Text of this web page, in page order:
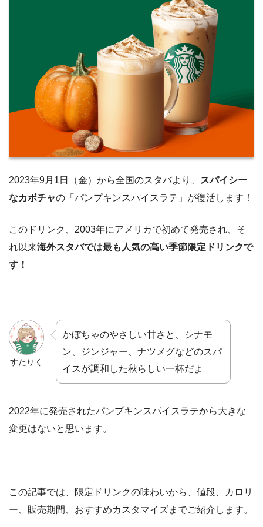
2023年9月1日（金）から全国のスタバより、
スパイシー
なカボチャの「パンプキンスパイスラテ」が復活します！
このドリンク、2003年にアメリカで初めて発売され、そ
れ以来海外スタバでは最も人気の高い季節限定ドリンクで
す！
すたりく
かぼちゃのやさしい甘さと、シナモ
ン、ジンジャー、ナツメグなどのスパ
イスが調和した秋らしい一杯だよ
2022年に発売されたパンプキンスパイスラテから大きな
変更はないと思います。
この記事では、限定ドリンクの味わいから、値段、カロリ
ー、販売期間、おすすめカスタマイズまでご紹介します。